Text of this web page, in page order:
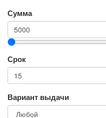
Сумма
Срок
Вариант выдачи